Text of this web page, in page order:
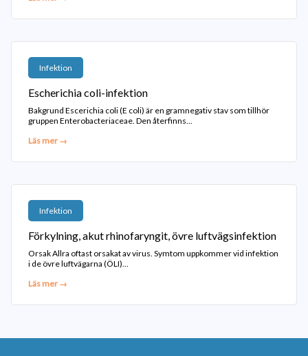
Infektion
Escherichia coli-infektion
Bakgrund Escerichia coli (E coli) är en gramnegativ stav som tillhör
gruppen Enterobacteriaceae. Den återfinns...
Läs mer →
Infektion
Förkylning, akut rhinofaryngit, övre luftvägsinfektion
Orsak Allra oftast orsakat av virus. Symtom uppkommer vid infektion
i de övre luftvägarna (ÖLI)...
Läs mer →